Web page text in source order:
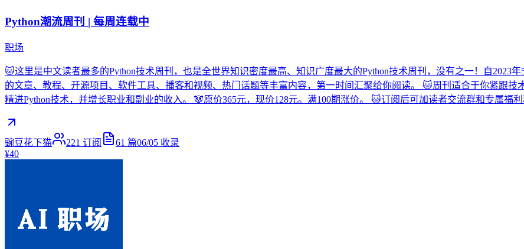
Python潮流周刊 | 每周连载中
职场
🐱这里是中文读者最多的Python技术周刊，也是全世界知识密度最高、知识广度最大的Python技术周刊，没有之一！自2023
的文章、教程、开源项目、软件工具、播客和视频、热门话题等丰富内容，第一时间汇聚给你阅读。 🐱周刊适合于你紧跟
精进Python技术，并增长职业和副业的收入。 🐼原价365元，现价128元。满100期涨价。 🐱订阅后可加读者交流群和专属福利
豌豆花下猫 221 订阅 61 篇06/05 收录
¥40